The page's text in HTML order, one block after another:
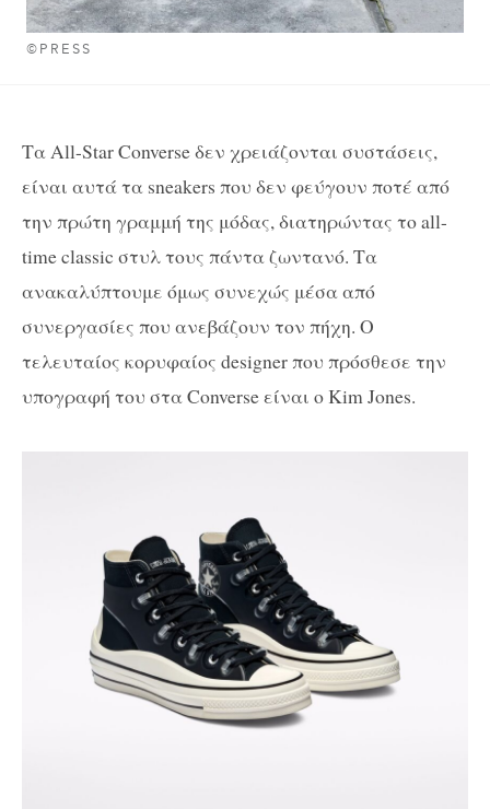
©PRESS
Τα All-Star Converse δεν χρειάζονται συστάσεις,
είναι αυτά τα sneakers που δεν φεύγουν ποτέ από
την πρώτη γραμμή της μόδας, διατηρώντας το all-
time classic στυλ τους πάντα ζωντανό. Τα
ανακαλύπτουμε όμως συνεχώς μέσα από
συνεργασίες που ανεβάζουν τον πήχη. Ο
τελευταίος κορυφαίος designer που πρόσθεσε την
υπογραφή του στα Converse είναι ο Kim Jones.